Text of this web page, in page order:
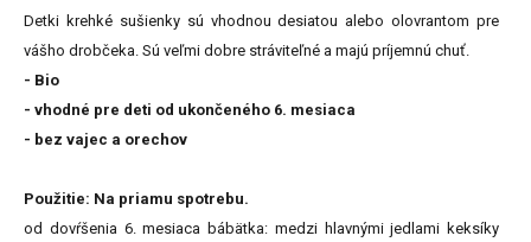
Detki krehké sušienky sú vhodnou desiatou alebo olovrantom pre
vášho drobčeka. Sú veľmi dobre stráviteľné a majú príjemnú chuť.
- Bio
- vhodné pre deti od ukončeného 6. mesiaca
- bez vajec a orechov
Použitie: Na priamu spotrebu.
od dovŕšenia 6. mesiaca bábätka: medzi hlavnými jedlami keksíky